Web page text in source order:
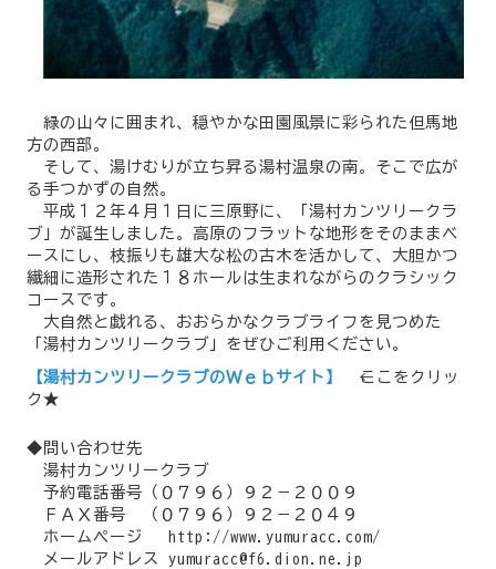
緑の山々に囲まれ、穏やかな田園風景に彩られた但馬地
方の西部。
そして、湯けむりが立ち昇る湯村温泉の南。そこで広が
る手つかずの自然。
平成１２年４月１日に三原野に、「湯村カンツリークラ
ブ」が誕生しました。高原のフラットな地形をそのままベ
ースにし、枝振りも雄大な松の古木を活かして、大胆かつ
繊細に造形された１８ホールは生まれながらのクラシック
コースです。
大自然と戯れる、おおらかなクラブライフを見つめた
「湯村カンツリークラブ」をぜひご利用ください。
【湯村カンツリークラブのＷｅｂサイト】
←ここをクリッ
ク★
◆問い合わせ先
湯村カンツリークラブ
予約電話番号（０７９６）９２－２００９
ＦＡＸ番号 （０７９６）９２－２０４９
ホームページ http://www.yumuracc.com/
メールアドレス yumuracc@f6.dion.ne.jp